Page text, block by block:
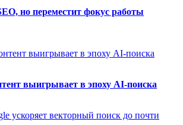
но переместит фокус работы
выигрывает в эпоху AI‑поиска